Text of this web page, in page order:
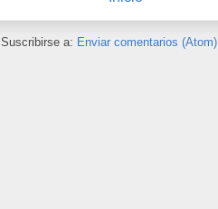
Suscribirse a: Enviar comentarios (Atom)